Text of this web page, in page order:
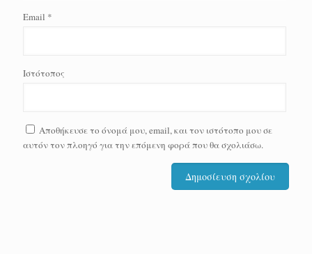
Email *
Ιστότοπος
Αποθήκευσε το όνομά μου, email, και τον ιστότοπο μου σε
αυτόν τον πλοηγό για την επόμενη φορά που θα σχολιάσω.